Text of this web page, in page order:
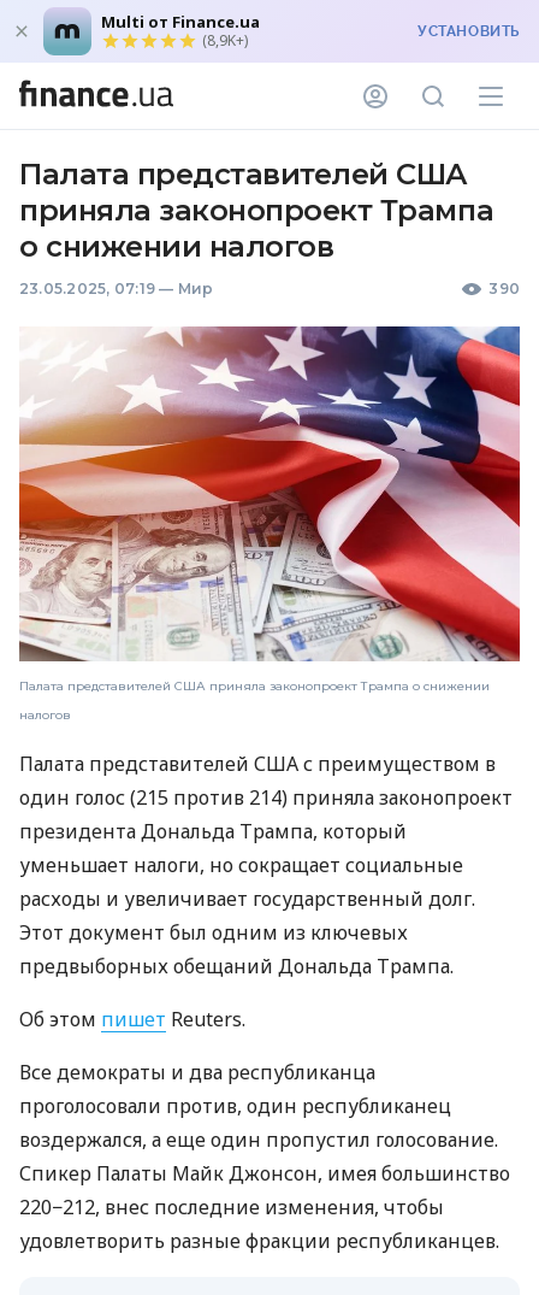
Multi от Finance.ua
(8,9K+) УСТАНОВИТЬ
Палата представителей США
приняла законопроект Трампа
о снижении налогов
23.05.2025, 07:19 — Мир 390
Палата представителей США приняла законопроект Трампа о снижении
налогов
Палата представителей США с преимуществом в
один голос (215 против 214) приняла законопроект
президента Дональда Трампа, который
уменьшает налоги, но сокращает социальные
расходы и увеличивает государственный долг.
Этот документ был одним из ключевых
предвыборных обещаний Дональда Трампа.
Об этом пишет Reuters.
Все демократы и два республиканца
проголосовали против, один республиканец
воздержался, а еще один пропустил голосование.
Спикер Палаты Майк Джонсон, имея большинство
220−212, внес последние изменения, чтобы
удовлетворить разные фракции республиканцев.